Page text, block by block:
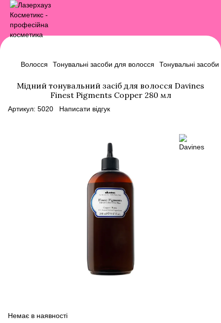
Волосся Тонувальні засоби для волосся Тонувальні
Мідний тонувальний засіб для волосся Davines
Finest Pigments Copper 280 мл
Артикул: 5020 Написати відгук
Немає в наявності